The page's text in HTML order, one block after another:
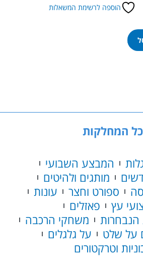
הוספה לרשימת המשאלות
כל המחלקות
המבצע השבועי
מותגים ולהיטים
ספורט וחצר
עונות
עץ
פאזלים
משחקי הרכבה
על שלט
על גלגלים
וטרקטורים